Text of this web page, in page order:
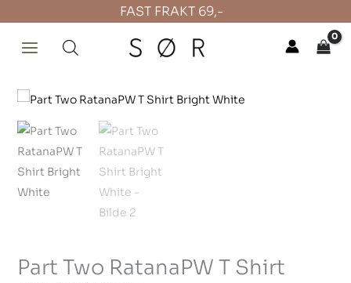
FAST FRAKT 69,-
Part Two RatanaPW T Shirt
Part
Two
RatanaPW
T
Shirt
Bright